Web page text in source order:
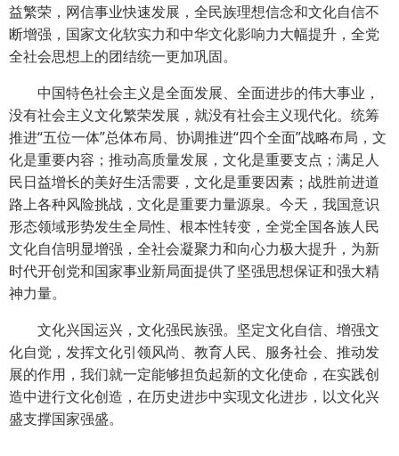
益繁荣，网信事业快速发展，全民族理想信念和文化自信不
断增强，国家文化软实力和中华文化影响力大幅提升，全党
全社会思想上的团结统一更加巩固。
中国特色社会主义是全面发展、全面进步的伟大事业，
没有社会主义文化繁荣发展，就没有社会主义现代化。统筹
推进“五位一体”总体布局、协调推进“四个全面”战略布局，文
化是重要内容；推动高质量发展，文化是重要支点；满足人
民日益增长的美好生活需要，文化是重要因素；战胜前进道
路上各种风险挑战，文化是重要力量源泉。今天，我国意识
形态领域形势发生全局性、根本性转变，全党全国各族人民
文化自信明显增强，全社会凝聚力和向心力极大提升，为新
时代开创党和国家事业新局面提供了坚强思想保证和强大精
神力量。
文化兴国运兴，文化强民族强。坚定文化自信、增强文
化自觉，发挥文化引领风尚、教育人民、服务社会、推动发
展的作用，我们就一定能够担负起新的文化使命，在实践创
造中进行文化创造，在历史进步中实现文化进步，以文化兴
盛支撑国家强盛。